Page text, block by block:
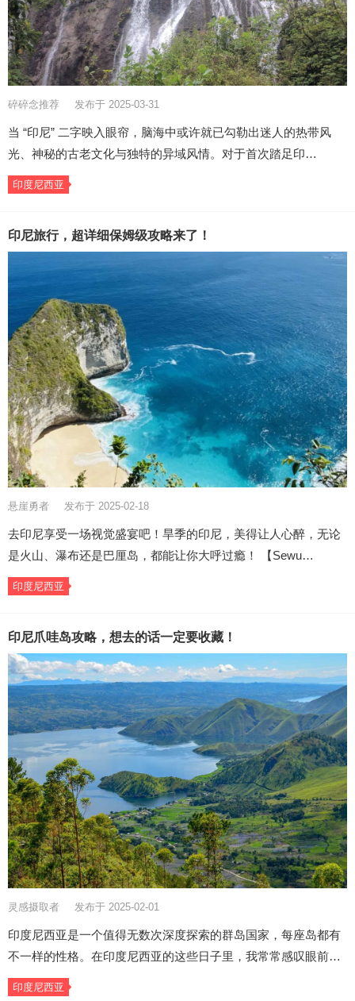
碎碎念推荐 发布于 2025-03-31
当 “印尼” 二字映入眼帘，脑海中或许就已勾勒出迷人的热带风
光、神秘的古老文化与独特的异域风情。对于首次踏足印…
印度尼西亚
印尼旅行，超详细保姆级攻略来了！
悬崖勇者 发布于 2025-02-18
去印尼享受一场视觉盛宴吧！旱季的印尼，美得让人心醉，无论
是火山、瀑布还是巴厘岛，都能让你大呼过瘾！ 【Sewu…
印度尼西亚
印尼爪哇岛攻略，想去的话一定要收藏！
灵感摄取者 发布于 2025-02-01
印度尼西亚是一个值得无数次深度探索的群岛国家，每座岛都有
不一样的性格。在印度尼西亚的这些日子里，我常常感叹眼前…
印度尼西亚